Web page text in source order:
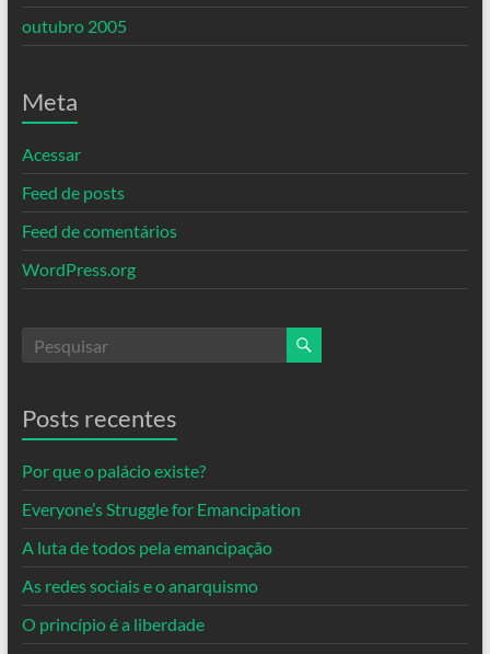
outubro 2005
Meta
Acessar
Feed de posts
Feed de comentários
WordPress.org
Posts recentes
Por que o palácio existe?
Everyone’s Struggle for Emancipation
A luta de todos pela emancipação
As redes sociais e o anarquismo
O princípio é a liberdade